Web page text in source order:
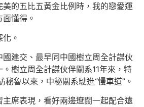
的五比五黃金比例時，我的戀愛運
懂得。
。
建交、最早同中國樹立周全計謀伙
樹立周全計謀伙伴關系11年來，特
魯以來，中秘關系駛進“慢車道”。
席表現，看好兩邊遼闊一起配合遠